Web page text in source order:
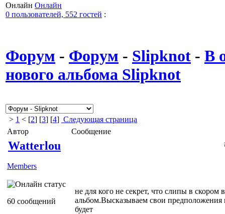
Онлайн Онлайн
0 пользователей, 552 гостей :
Форум - Форум - Slipknot - В
нового альбома Slipknot
> 1 < [2] [3] [4] Следующая страница
Автор
Сообщение
Watterlou
Members
60 сообщений
не для кого не секрет, что слипы в
альбом.Высказываем свои предположения
будет